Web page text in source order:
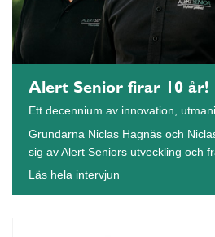
Alert Senior firar 10 år!
Ett decennium av innovation,
Grundarna Niclas Hagnäs och
sig av Alert Seniors utveckling och
Läs hela intervjun